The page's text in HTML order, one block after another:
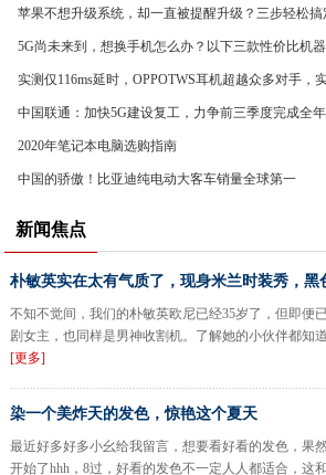
苹果不想升级系统，却一直被提醒升级？三步轻松搞
5G尚未来到，想换手机怎么办？以下三款性价比机
实测仅116ms延时，OPPOTWS耳机超越众多对手，
中国联通：加快5G建设复工，力争前三季度完成全
2020年笔记本电脑选购指南
中国的骄傲！比亚迪纯电动大客车销量全球第一
新闻焦点
朴敏英实在太有气质了，现身米兰时装秀，黑
不知不觉间，我们的朴敏英欧尼已经35岁了，但即便
剧女主，也同样是男神收割机。了解她的小伙伴都知
[更多]
染一个美炸天的发色，惊艳这个夏天
最近好多好多小幺给我留言，想要看好看的发色，果
开始了hhh，8过，好看的发色不一定人人都适合，这